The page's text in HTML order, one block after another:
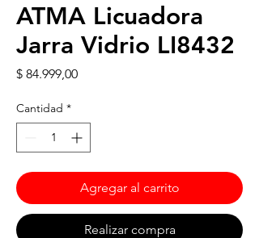
ATMA Licuadora
Jarra Vidrio LI8432
$ 84.999,00Precio
Cantidad *
Agregar al carrito
Realizar compra